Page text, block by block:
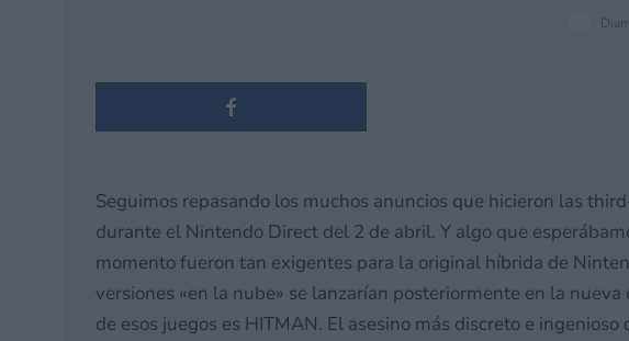
Seguimos repasando los muchos anuncios que hicieron las
durante el Nintendo Direct del 2 de abril. Y algo que
momento fueron tan exigentes para la original híbrida de
versiones «en la nube» se lanzarían posteriormente en la
de esos juegos es HITMAN. El asesino más discreto e